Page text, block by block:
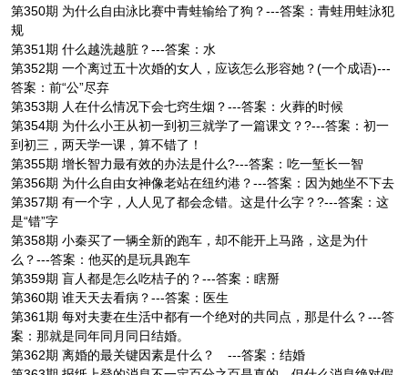
第350期 为什么自由泳比赛中青蛙输给了狗？---答案：青蛙用蛙泳犯
规
第351期 什么越洗越脏？---答案：水
第352期 一个离过五十次婚的女人，应该怎么形容她？(一个成语)---
答案：前“公”尽弃
第353期 人在什么情况下会七窍生烟？---答案：火葬的时候
第354期 为什么小王从初一到初三就学了一篇课文？?---答案：初一
到初三，两天学一课，算不错了！
第355期 增长智力最有效的办法是什么?---答案：吃一堑长一智
第356期 为什么自由女神像老站在纽约港？---答案：因为她坐不下去
第357期 有一个字，人人见了都会念错。这是什么字？?---答案：这
是“错”字
第358期 小秦买了一辆全新的跑车，却不能开上马路，这是为什
么？---答案：他买的是玩具跑车
第359期 盲人都是怎么吃桔子的？---答案：瞎掰
第360期 谁天天去看病？---答案：医生
第361期 每对夫妻在生活中都有一个绝对的共同点，那是什么？---答
案：那就是同年同月同日结婚。
第362期 离婚的最关键因素是什么？ ---答案：结婚